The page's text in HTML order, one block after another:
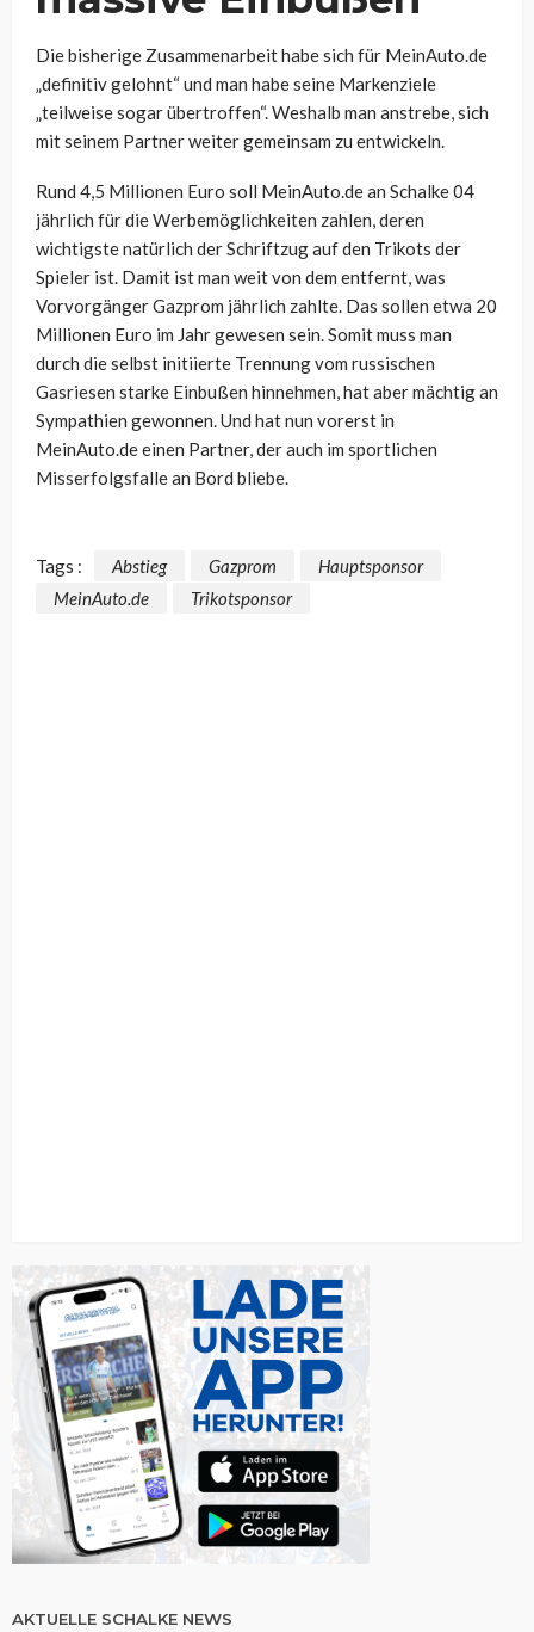
Die bisherige Zusammenarbeit habe sich für MeinAuto.de
„definitiv gelohnt“ und man habe seine Markenziele
„teilweise sogar übertroffen“. Weshalb man anstrebe, sich
mit seinem Partner weiter gemeinsam zu entwickeln.
Rund 4,5 Millionen Euro soll MeinAuto.de an Schalke 04
jährlich für die Werbemöglichkeiten zahlen, deren
wichtigste natürlich der Schriftzug auf den Trikots der
Spieler ist. Damit ist man weit von dem entfernt, was
Vorvorgänger Gazprom jährlich zahlte. Das sollen etwa 20
Millionen Euro im Jahr gewesen sein. Somit muss man
durch die selbst initiierte Trennung vom russischen
Gasriesen starke Einbußen hinnehmen, hat aber mächtig an
Sympathien gewonnen. Und hat nun vorerst in
MeinAuto.de einen Partner, der auch im sportlichen
Misserfolgsfalle an Bord bliebe.
Tags : Abstieg Gazprom
Hauptsponsor
MeinAuto.de
Trikotsponsor
AKTUELLE SCHALKE NEWS